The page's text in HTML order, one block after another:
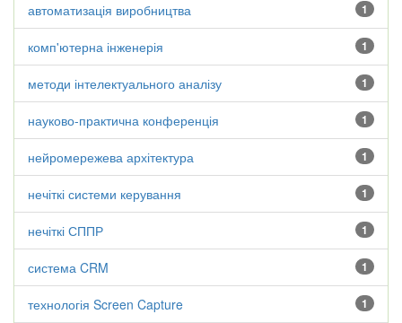
1
автоматизація виробництва
1
комп'ютерна інженерія
1
методи інтелектуального аналізу
1
науково-практична конференція
1
нейромережева архітектура
1
нечіткі системи керування
1
нечіткі СППР
1
система CRM
1
технологія Screen Capture